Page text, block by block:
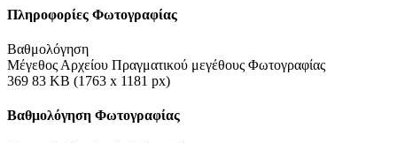
Πληροφορίες Φωτογραφίας
Βαθμολόγηση
Μέγεθος Αρχείου Πραγματικού μεγέθους Φωτογραφίας
369 83 KB (1763 x 1181 px)
Βαθμολόγηση Φωτογραφίας